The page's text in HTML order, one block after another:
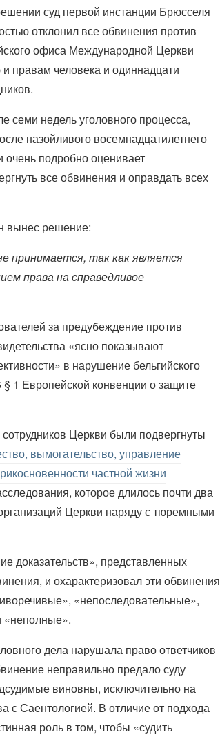
суд первой инстанции Брюсселя
отклонил все обвинения против
офиса Международной Церкви
правам человека и одиннадцати
недель уголовного процесса,
назойливого восемнадцатилетнего
очень подробно оценивает
все обвинения и оправдать всех
вынес решение:
принимается, так как является
права на справедливое
за предубеждение против
«ясно показывают
в нарушение бельгийского
§ 1 Европейской конвенции о защите
Церкви были подвергнуты
вымогательство, управление
частной жизни
которое длилось почти два
Церкви наряду с тюремными
доказательств», представленных
и охарактеризовал эти обвинения
«непоследовательные»,
«неполные».
дела нарушала право ответчиков
неправильно предало суду
виновны, исключительно на
с Саентологией. В отличие от подхода
роль в том, чтобы «судить